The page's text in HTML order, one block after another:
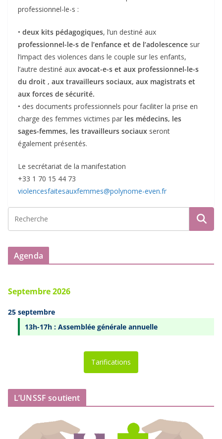
professionnel-le-s :
• deux kits pédagogiques, l’un destiné aux
professionnel-le-s de l’enfance et de l’adolescence sur
l’impact des violences dans le couple sur les enfants,
l’autre destiné aux avocat-e-s et aux professionnel-le-s
du droit , aux travailleurs sociaux, aux magistrats et
aux forces de sécurité.
• des documents professionnels pour faciliter la prise en
charge des femmes victimes par les médecins, les
sages-femmes, les travailleurs sociaux seront
également présentés.
Le secrétariat de la manifestation
+33 1 70 15 44 73
violencesfaitesauxfemmes@polynome-even.fr
Agenda
Septembre 2026
25 septembre
13h-17h : Assemblée générale annuelle
Tarifications
L’UNSSF soutient